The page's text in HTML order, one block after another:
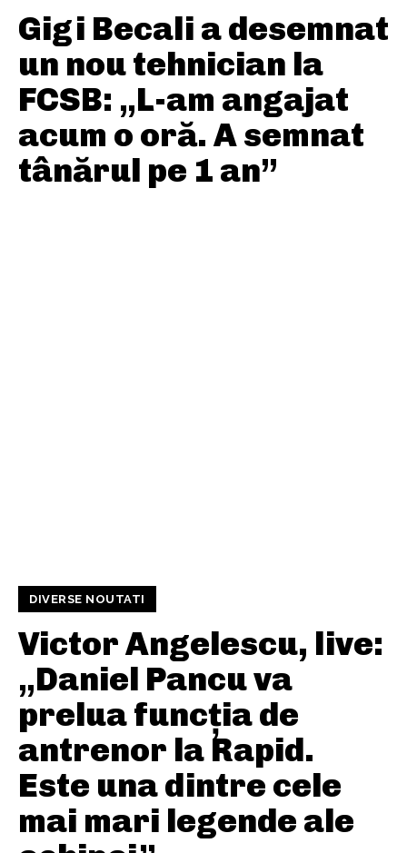
Gigi Becali a desemnat
un nou tehnician la
FCSB: „L-am angajat
acum o oră. A semnat
tânărul pe 1 an”
DIVERSE NOUTATI
Victor Angelescu, live:
„Daniel Pancu va
prelua funcția de
antrenor la Rapid.
Este una dintre cele
mai mari legende ale